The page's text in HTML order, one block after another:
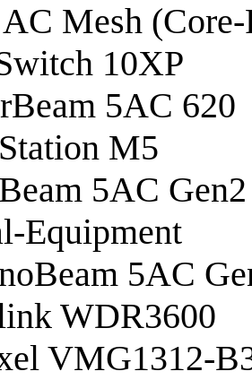
Mesh
10XP
5AC 620
M5
5AC Gen2
Equipment
5AC
WDR3600
VMG1312-